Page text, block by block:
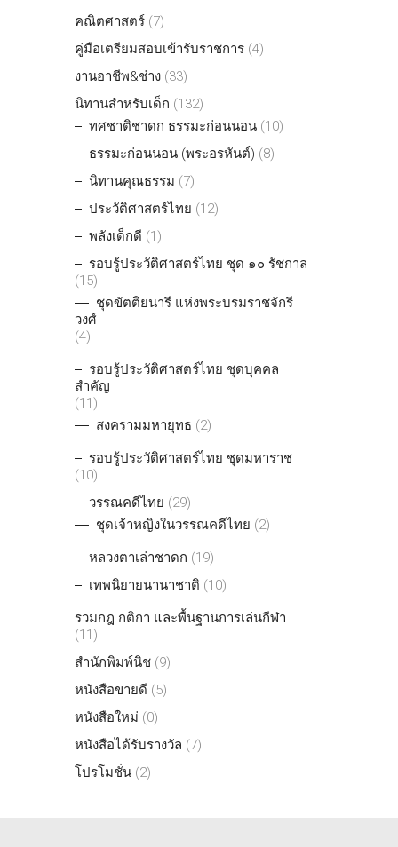
คณิตศาสตร์ (7)
คู่มือเตรียมสอบเข้ารับราชการ (4)
งานอาชีพ&ช่าง (33)
นิทานสำหรับเด็ก (132)
ทศชาติชาดก ธรรมะก่อนนอน (10)
ธรรมะก่อนนอน (พระอรหันต์) (8)
นิทานคุณธรรม (7)
ประวัติศาสตร์ไทย (12)
พลังเด็กดี (1)
รอบรู้ประวัติศาสตร์ไทย ชุด ๑๐ รัชกาล
(15)
ชุดขัตติยนารี แห่งพระบรมราชจักรี
วงศ์
(4)
รอบรู้ประวัติศาสตร์ไทย ชุดบุคคล
สำคัญ
(11)
สงครามมหายุทธ (2)
รอบรู้ประวัติศาสตร์ไทย ชุดมหาราช
(10)
วรรณคดีไทย (29)
ชุดเจ้าหญิงในวรรณคดีไทย (2)
หลวงตาเล่าชาดก (19)
เทพนิยายนานาชาติ (10)
รวมกฎ กติกา และพื้นฐานการเล่นกีฬา
(11)
สำนักพิมพ์นิช (9)
หนังสือขายดี (5)
หนังสือใหม่ (0)
หนังสือได้รับรางวัล (7)
โปรโมชั่น (2)